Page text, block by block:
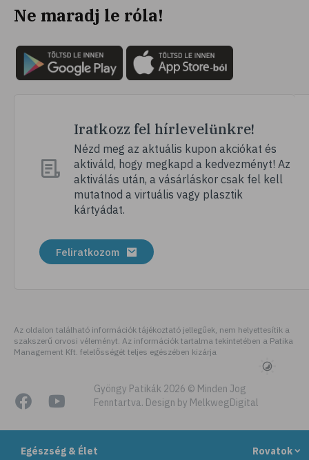
Egészség & Élet Rovatok
# stresszcsökkentés
# galagonya
# multivitamin
# köröm
# ginzeng
# folsav
# kollagén
# vízhajtó
# tyúkhúsleves
# citromfű
# testmozgás
# légúti allergia
# stresszoldás
# ásványi anyag
Ne maradj le róla!
Iratkozz fel hírlevelünkre!
Nézd meg az aktuális kupon akciókat és
aktiváld, hogy megkapd a kedvezményt! Az
aktiválás után, a vásárláskor csak fel kell
mutatnod a virtuális vagy plasztik
kártyádat.
Feliratkozom
Az oldalon található információk tájékoztató jellegűek, nem helyettesítik a
szakszerű orvosi véleményt. Az információk tartalma tekintetében a Patika
Management Kft. felelősségét teljes egészében kizárja
Gyöngy Patikák 2026 © Minden Jog
Fenntartva. Design by MelkwegDigital